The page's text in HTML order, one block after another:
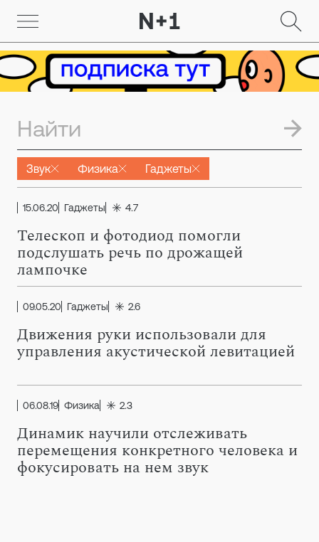
Звук Физика Гаджеты
15.06.20 Гаджеты 4.7
Телескоп и фотодиод помогли
подслушать речь по дрожащей
лампочке
09.05.20 Гаджеты 2.6
Движения руки использовали для
управления акустической левитацией
06.08.19 Физика 2.3
Динамик научили отслеживать
перемещения конкретного человека и
фокусировать на нем звук